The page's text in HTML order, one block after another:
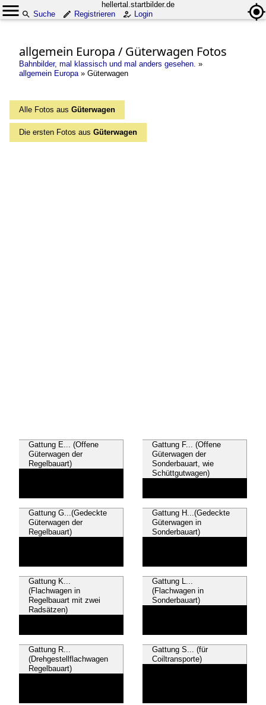
hellertal.startbilder.de
Suche
Registrieren Login
allgemein Europa / Güterwagen Fotos
Bahnbilder, mal klassisch und mal anders gesehen. »
allgemein Europa» Güterwagen
Alle Fotos aus Güterwagen
Die ersten Fotos aus Güterwagen
Gattung E... (Offene
Güterwagen der
Regelbauart)
Gattung F... (Offene
Güterwagen der
Sonderbauart, wie
Schüttgutwagen)
Gattung G...(Gedeckte
Güterwagen der
Regelbauart)
Gattung H...(Gedeckte
Güterwagen in
Sonderbauart)
Gattung K...
(Flachwagen in
Regelbauart mit zwei
Radsätzen)
Gattung L...
(Flachwagen in
Sonderbauart)
Gattung R...
(Drehgestellflachwagen
Regelbauart)
Gattung S... (für
Coiltransporte)